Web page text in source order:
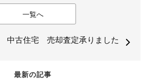
一覧へ
中古住宅 売却査定承りました
最新の記事